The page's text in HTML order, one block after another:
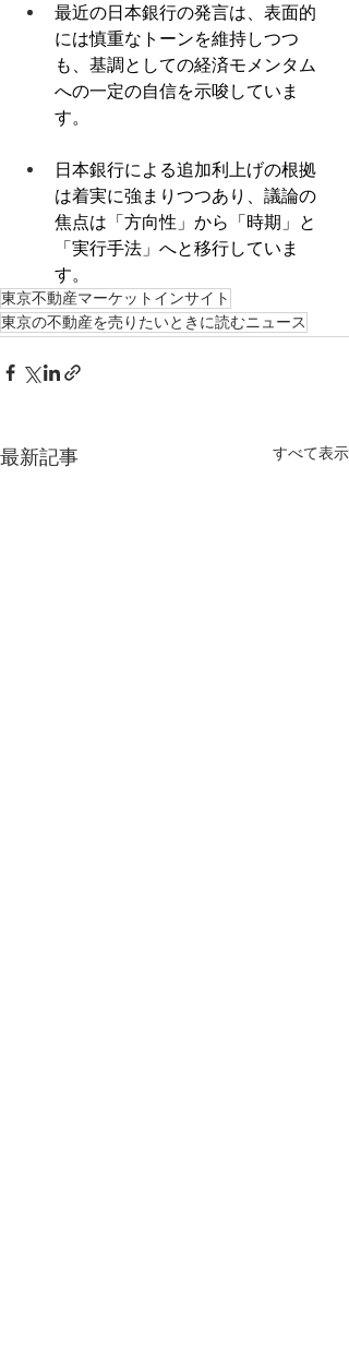
最近の日本銀行の発言は、表面的
には慎重なトーンを維持しつつ
も、基調としての経済モメンタム
への一定の自信を示唆していま
す。
日本銀行による追加利上げの根拠
は着実に強まりつつあり、議論の
焦点は「方向性」から「時期」と
「実行手法」へと移行していま
す。
東京不動産マーケットインサイト
東京の不動産を売りたいときに読むニュース
最新記事 すべて表示